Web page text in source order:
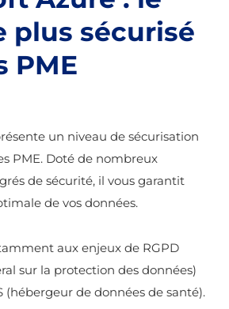
plus sécurisé
PME
un niveau de sécurisation
PME. Doté de nombreux
de sécurité, il vous garantit
de vos données.
aux enjeux de RGPD
sur la protection des données)
(hébergeur de données de santé).